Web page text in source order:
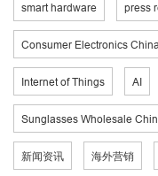
smart hardware press
Consumer Electronics China
Internet of Things AI
Sunglasses Wholesale
新闻资讯 海外营销